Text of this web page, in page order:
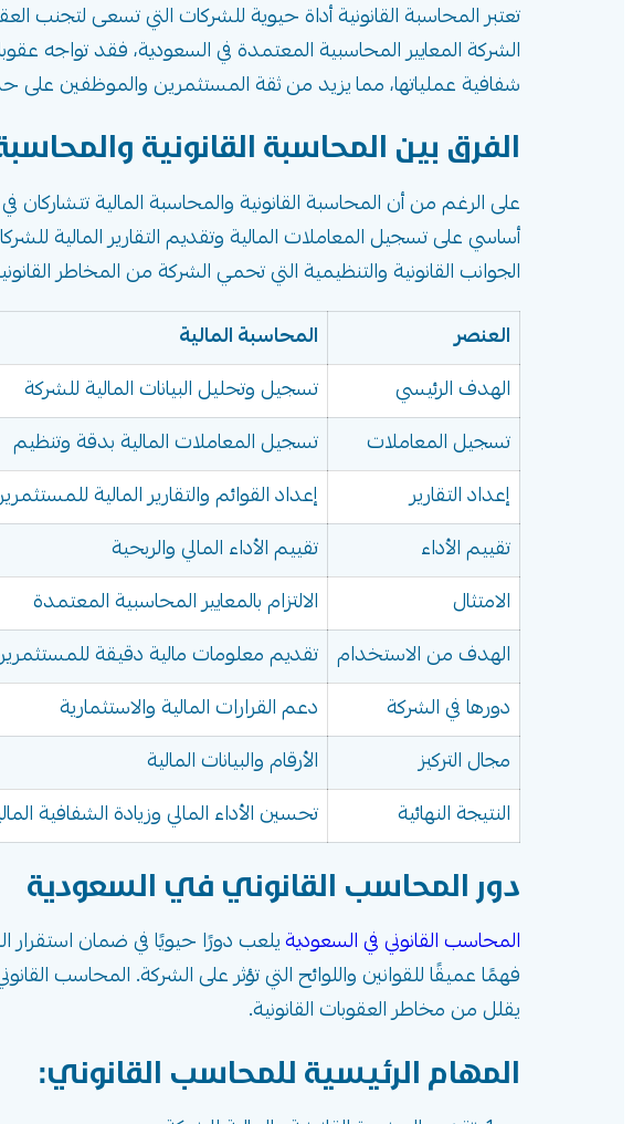
تعتبر المحاسبة القانونية أداة حيوية للشركات التي تسعى لتجنب
الشركة المعايير المحاسبية المعتمدة في السعودية، فقد تواجه
شفافية عملياتها، مما يزيد من ثقة المستثمرين والموظفين على
الفرق بين المحاسبة القانونية
على الرغم من أن المحاسبة القانونية والمحاسبة المالية
أساسي على تسجيل المعاملات المالية وتقديم التقارير المالية
الجوانب القانونية والتنظيمية التي تحمي الشركة من المخاطر
العنصر
المحاسبة المالية
الهدف الرئيسي
تسجيل وتحليل البيانات المالية للشركة
تسجيل المعاملات
تسجيل المعاملات المالية بدقة وتنظيم
إعداد التقارير
إعداد القوائم والتقارير المالية
تقييم الأداء
تقييم الأداء المالي والربحية
الامتثال
الالتزام بالمعايير المحاسبية المعتمدة
الهدف من الاستخدام تقديم معلومات مالية دقيقة
دورها في الشركة
دعم القرارات المالية والاستثمارية
مجال التركيز
الأرقام والبيانات المالية
النتيجة النهائية
تحسين الأداء المالي وزيادة الشفافية
دور المحاسب القانوني في السعودية
المحاسب القانوني في السعوديةيلعب دورًا حيويًا في ضمان
فهمًا عميقًا للقوانين واللوائح التي تؤثر على الشركة. المحاسب
يقلل من مخاطر العقوبات القانونية.
المهام الرئيسية للمحاسب القانوني: